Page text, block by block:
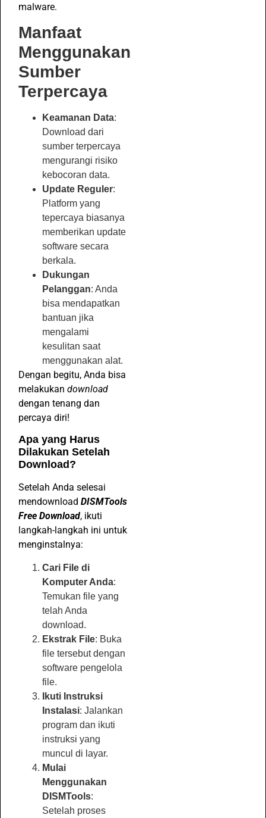
malware.
Manfaat
Menggunakan
Sumber
Terpercaya
Keamanan Data:
Download dari
sumber terpercaya
mengurangi risiko
kebocoran data.
Update Reguler:
Platform yang
tepercaya biasanya
memberikan update
software secara
berkala.
Dukungan
Pelanggan: Anda
bisa mendapatkan
bantuan jika
mengalami
kesulitan saat
menggunakan alat.
Dengan begitu, Anda bisa
melakukan download
dengan tenang dan
percaya diri!
Apa yang Harus
Dilakukan Setelah
Download?
Setelah Anda selesai
mendownload DISMTools
Free Download, ikuti
langkah-langkah ini untuk
menginstalnya:
Cari File di
Komputer Anda:
Temukan file yang
telah Anda
download.
Ekstrak File: Buka
file tersebut dengan
software pengelola
file.
Ikuti Instruksi
Instalasi: Jalankan
program dan ikuti
instruksi yang
muncul di layar.
Mulai
Menggunakan
DISMTools:
Setelah proses